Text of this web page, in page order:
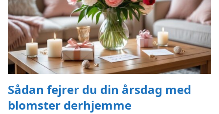
Sådan fejrer du din årsdag med
blomster derhjemme